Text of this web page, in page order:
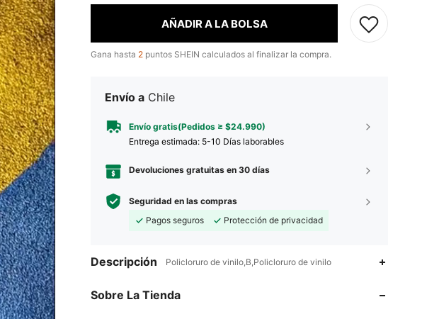
AÑADIR A LA BOLSA
Gana hasta 2 puntos SHEIN calculados al finalizar la compra.
Envío a Chile
Envío gratis(Pedidos ≥ $24.990)
Entrega estimada: 5-10 Días laborables
Devoluciones gratuitas en 30 días
Seguridad en las compras
Pagos seguros
Protección de privacidad
Descripción Policloruro de vinilo,B,Policloruro de vinilo
Sobre La Tienda
4,81